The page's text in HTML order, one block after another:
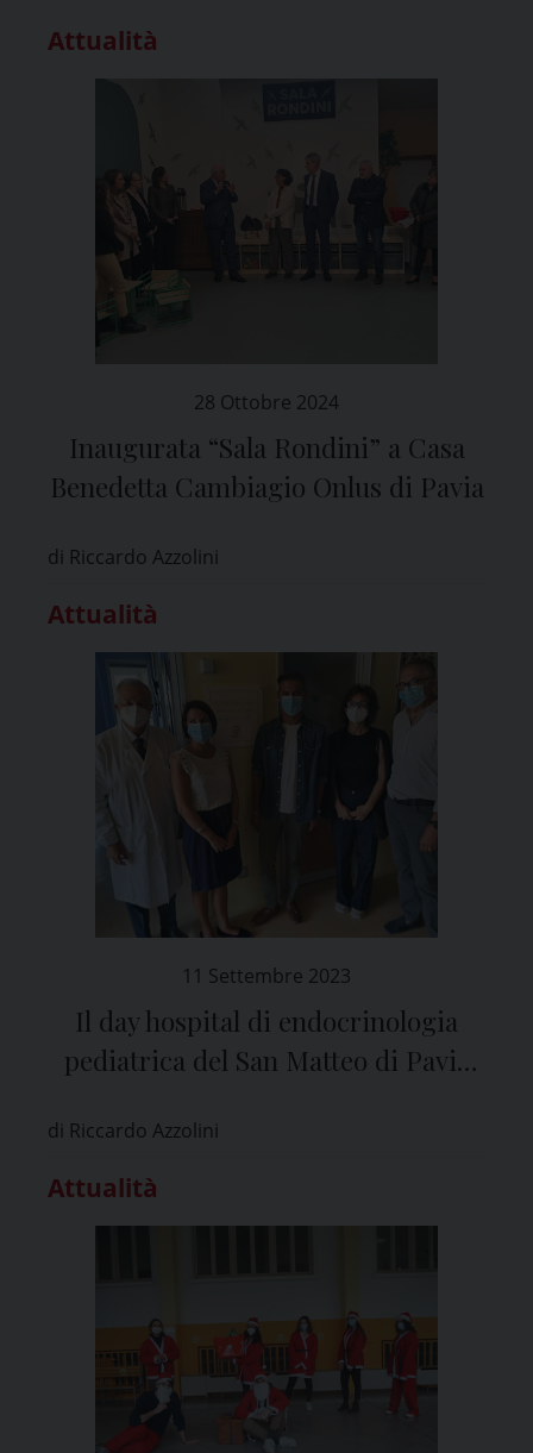
Attualità
28 Ottobre 2024
Inaugurata “Sala Rondini” a Casa
Benedetta Cambiagio Onlus di Pavia
di Riccardo Azzolini
Attualità
11 Settembre 2023
Il day hospital di endocrinologia
pediatrica del San Matteo di Pavia
Pinocchio
di Riccardo Azzolini
Attualità